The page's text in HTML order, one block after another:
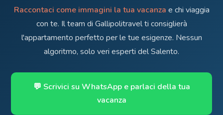
Raccontaci come immagini la tua vacanza e chi viaggia
con te. Il team di Gallipolitravel ti consiglierà
l'appartamento perfetto per le tue esigenze. Nessun
algoritmo, solo veri esperti del Salento.
💬 Scrivici su WhatsApp e parlaci della tua
vacanza